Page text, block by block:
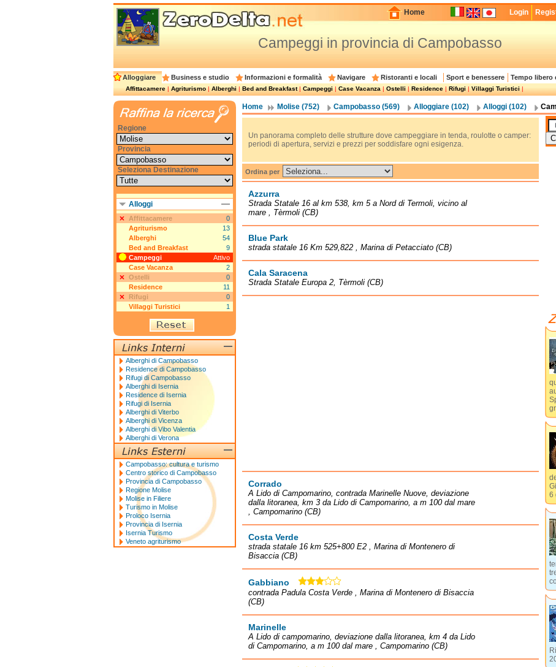
Home Login
Campeggi in provincia di Campobasso
Alloggiare Business e studio Informazioni e formalità Navigare Ristoranti e locali Sport e benessere Tempo libero
Affittacamere|Agriturismo|Alberghi|Bed and Breakfast|Campeggi|Case Vacanza|Ostelli|Residence|Rifugi|Villaggi Turistici|
Home Molise (752) Campobasso (569) Alloggiare (102) Alloggi (102)
Un panorama completo delle strutture dove campeggiare in tenda, roulotte o camper:
periodi di apertura, servizi e prezzi per soddisfare ogni esigenza.
Ordina per
Azzurra
Strada Statale 16 al km 538, km 5 a Nord di Termoli, vicino al
mare , Tèrmoli (CB)
Blue Park
strada statale 16 Km 529,822 , Marina di Petacciato (CB)
Cala Saracena
Strada Statale Europa 2, Tèrmoli (CB)
Corrado
A Lido di Campomarino, contrada Marinelle Nuove, deviazione
dalla litoranea, km 3 da Lido di Campomarino, a m 100 dal mare
, Campomarino (CB)
Costa Verde
strada statale 16 km 525+800 E2 , Marina di Montenero di
Bisaccia (CB)
Gabbiano
contrada Padula Costa Verde , Marina di Montenero di Bisaccia
(CB)
Marinelle
A Lido di campomarino, deviazione dalla litoranea, km 4 da Lido
di Campomarino, a m 100 dal mare , Campomarino (CB)
6
Regione
Provincia
Seleziona Destinazione
Alloggi
Affittacamere
0
Agriturismo
13
Alberghi
54
Bed and Breakfast
9
Campeggi
Attivo
Case Vacanza
2
Ostelli
0
Residence
11
Rifugi
0
Villaggi Turistici
1
Alberghi di Campobasso
Residence di Campobasso
Rifugi di Campobasso
Alberghi di Isernia
Residence di Isernia
Rifugi di Isernia
Alberghi di Viterbo
Alberghi di Vicenza
Alberghi di Vibo Valentia
Alberghi di Verona
Campobasso: cultura e turismo
Centro storico di Campobasso
Provincia di Campobasso
Regione Molise
Molise in Filiere
Turismo in Molise
Proloco Isernia
Provincia di Isernia
Isernia Turismo
Veneto agriturismo